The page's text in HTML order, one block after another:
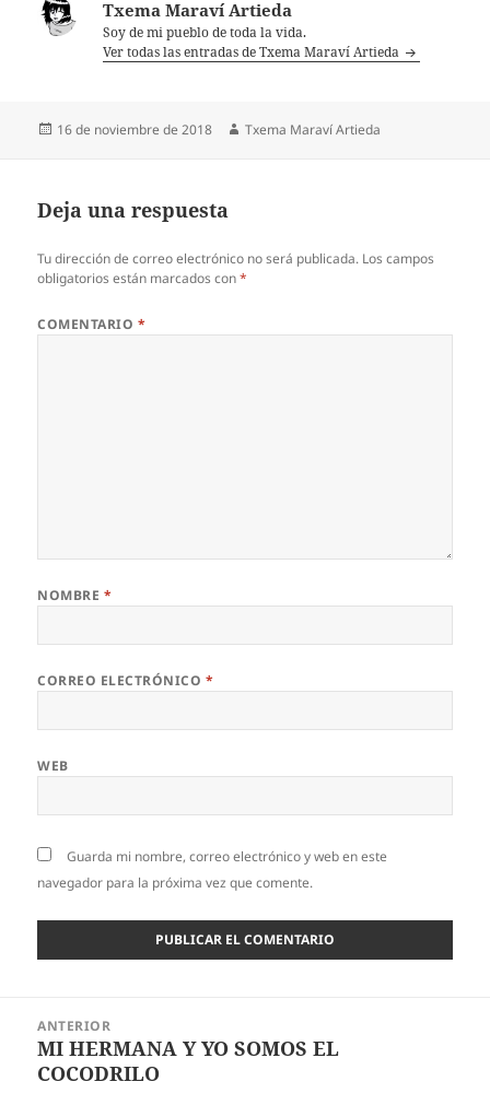
Txema Maraví Artieda
Soy de mi pueblo de toda la vida.
Ver todas las entradas de Txema Maraví Artieda
Publicado
16 de noviembre de 2018 Autor
Txema Maraví Artieda
Deja una respuesta
Tu dirección de correo electrónico no será publicada. Los campos
obligatorios están marcados con*
COMENTARIO *
NOMBRE *
CORREO ELECTRÓNICO *
WEB
Guarda mi nombre, correo electrónico y web en este
navegador para la próxima vez que comente.
entradas
ANTERIOR
Entrada
anterior:
MI HERMANA Y YO SOMOS EL
COCODRILO